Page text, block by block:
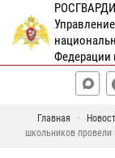
Федерации
Главная
школьников провели